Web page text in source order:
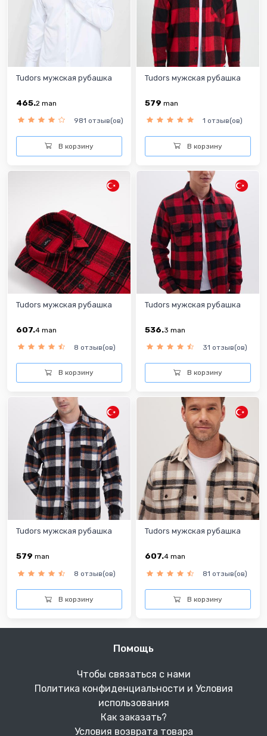
Tudors мужская рубашка
465.2 man
981 отзыв(ов)
В корзину
Tudors мужская рубашка
579 man
1 отзыв(ов)
В корзину
Tudors мужская рубашка
607.4 man
8 отзыв(ов)
В корзину
Tudors мужская рубашка
536.3 man
31 отзыв(ов)
В корзину
Tudors мужская рубашка
579 man
8 отзыв(ов)
В корзину
Tudors мужская рубашка
607.4 man
81 отзыв(ов)
В корзину
Помощь
Чтобы связаться с нами
Политика конфиденциальности и Условия
использования
Как заказать?
Условия возврата товара